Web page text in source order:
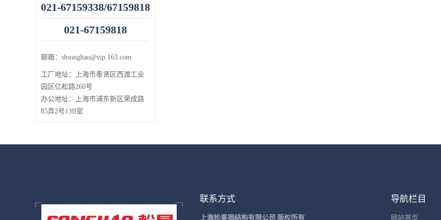
021-67159338/67159818
021-67159818
邮箱： shsonghao@vip.163.com
工厂地址：
上海市奉贤区西渡工业
园区亿松路260号
办公地址：上海市浦东新区荣成路
85弄2号13B室
联系方式
上海松昊钢结构有限公司 版权所有
导航栏目
网站首页